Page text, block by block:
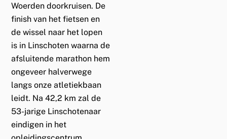
Woerden doorkruisen. De
finish van het fietsen en
de wissel naar het lopen
is in Linschoten waarna de
afsluitende marathon hem
ongeveer halverwege
langs onze atletiekbaan
leidt. Na 42,2 km zal de
53-jarige Linschotenaar
eindigen in het